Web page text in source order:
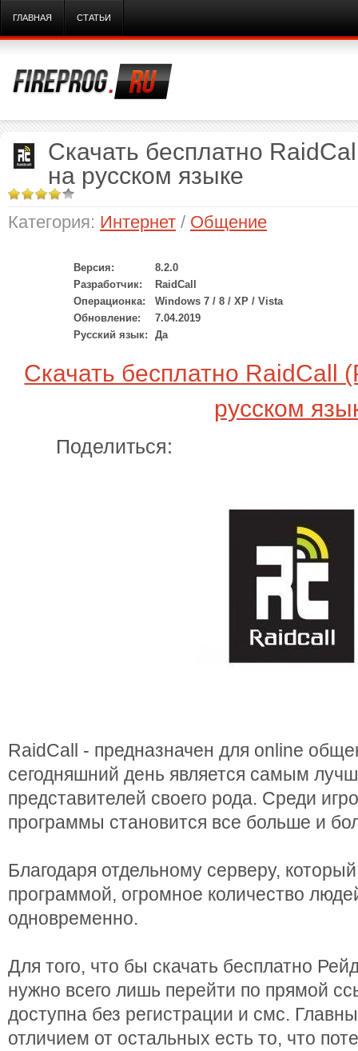
ГЛАВНАЯ СТАТЬИ
Скачать бесплатно
на русском языке
Категория: Интернет / Общение
Версия:
8.2.0
Разработчик:
RaidCall
Операционка:
Windows 7 / 8 / XP / Vista
Обновление:
7.04.2019
Русский язык:
Да
Скачать бесплатно RaidCall
русском
Поделиться:
RaidCall - предназначен для online
сегодняшний день является самым
представителей своего рода. Среди
программы становится все больше и
Благодаря отдельному серверу,
программой, огромное количество
одновременно.
Для того, что бы скачать бесплатно
нужно всего лишь перейти по прямой
доступна без регистрации и смс.
отличием от остальных есть то, что